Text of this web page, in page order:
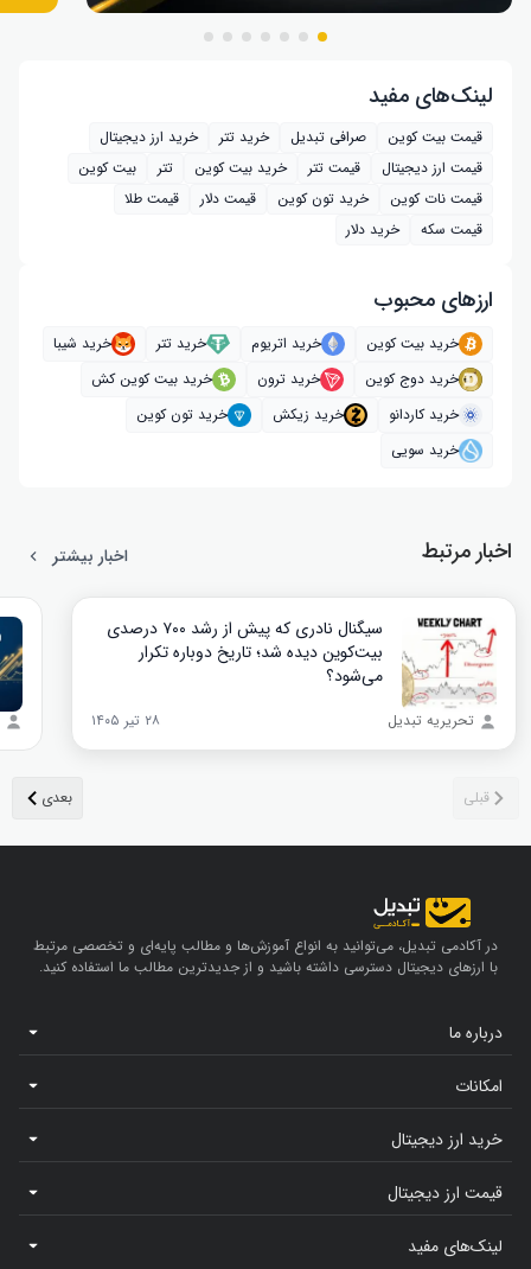
لینک‌های مفید
قیمت بیت کوین صرافی تبدیل خرید تتر
خرید ارز دیجیتال
قیمت ارز دیجیتال
قیمت تتر خرید بیت‌ کوین تتر
بیت کوین
قیمت نات کوین
خرید تون کوین قیمت دلار
قیمت طلا
قیمت سکه
خرید دلار
ارز‌های محبوب
خرید بیت کوین خرید اتریوم خرید تتر
خرید شیبا
خرید دوج کوین
خرید ترون
خرید بیت کوین کش
خرید کاردانو
خرید زیکش
خرید تون کوین
خرید سویی
اخبار مرتبط اخبار بیشتر
سیگنال نادری که پیش از رشد ۷۰۰ درصدی
بیت‌کوین دیده شد؛ تاریخ دوباره تکرار
می‌شود؟
تحریریه تبدیل ۲۸ تیر ۱۴۰۵
در آکادمی تبدیل، می‌توانید به انواع آموزش‌ها و مطالب پایه‌ای و تخصصی مرتبط
با ارزهای دیجیتال دسترسی داشته باشید و از جدیدترین مطالب ما استفاده کنید.
درباره ما
امکانات
خرید ارز دیجیتال
قیمت ارز دیجیتال
لینک‌های مفید